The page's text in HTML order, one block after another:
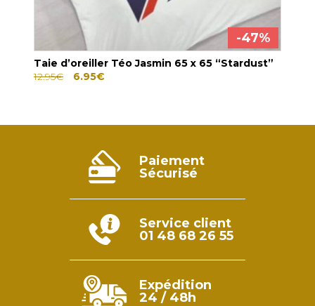
-47%
Taie d’oreiller Téo Jasmin 65 x 65 “Stardust”
12.95€ Le
6.95€
Paiement
Sécurisé
Service client
01 48 68 26 55
Expédition
24 / 48h